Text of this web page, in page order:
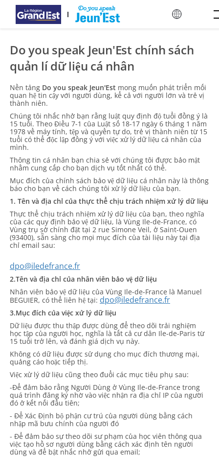
Skip to main content
Do you speak Jeun'Est chính sách
quản lí dữ liệu cá nhân
Nền tảng Do you speak Jeun'Est mong muốn phát triển mối
quan hệ tin cậy với người dùng, kể cả với người lớn và trẻ vị
thành niên.
Chúng tôi nhắc nhở bạn rằng luật quy định độ tuổi đồng ý là
15 tuổi. Theo Điều 7-1 của Luật số 18-17 ngày 6 tháng 1 năm
1978 về máy tính, tệp và quyền tự do, trẻ vị thành niên từ 15
tuổi có thể độc lập đồng ý với việc xử lý dữ liệu cá nhân của
mình.
Thông tin cá nhân bạn chia sẻ với chúng tôi được bảo mật
nhằm cung cấp cho bạn dịch vụ tốt nhất có thể.
Mục đích của chính sách bảo vệ dữ liệu cá nhân này là thông
báo cho bạn về cách chúng tôi xử lý dữ liệu của bạn.
1. Tên và địa chỉ của thực thể chịu trách nhiệm xử lý dữ liệu
Thực thể chịu trách nhiệm xử lý dữ liệu của bạn, theo nghĩa
của các quy định bảo vệ dữ liệu, là Vùng Ile-de-France, có
Vùng trụ sở chính đặt tại 2 rue Simone Veil, ở Saint-Ouen
(93400), sẵn sàng cho mọi mục đích của tài liệu này tại địa
chỉ email sau:
dpo@iledefrance.fr
2.Tên và địa chỉ của nhân viên bảo vệ dữ liệu
Nhân viên bảo vệ dữ liệu của Vùng Ile-de-France là Manuel
BEGUIER, có thể liên hệ tại: dpo@iledefrance.fr
3.Mục đích của việc xử lý dữ liệu
Dữ liệu được thu thập được dùng để theo dõi trải nghiệm
học tập của người học, nghĩa là tất cả cư dân Ile-de-Paris từ
15 tuổi trở lên, và đánh giá dịch vụ này.
Không có dữ liệu được sử dụng cho mục đích thương mại,
quảng cáo hoặc tiếp thị.
Việc xử lý dữ liệu cũng theo đuổi các mục tiêu phụ sau:
-Để đảm bảo rằng Người Dùng ở Vùng Ile-de-France trong
quá trình đăng ký nhờ vào việc nhận ra địa chỉ IP của người
đó ở kết nối đầu tiên;
- Để Xác Định bộ phận cư trú của người dùng bằng cách
nhập mã bưu chính của người đó
- Để đảm bảo sự theo dõi sư phạm của học viên thông qua
việc tạo hồ sơ người dùng bằng cách xác định tên người
dùng và để bật nhắc nhở gửi qua email;